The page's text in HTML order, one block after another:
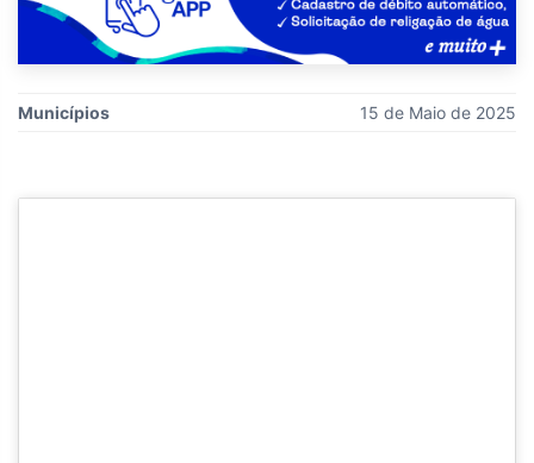
Municípios 15 de Maio de 2025